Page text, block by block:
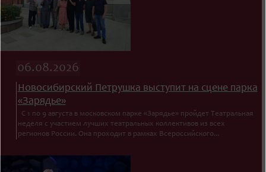
06.08.2026
Новосибирский Петрушка выступит на сцене парка
«Зарядье»
С 1 по 9 августа в московском парке «Зарядье» пройдет Театральная
неделя с участием лучших театральных коллективов из всех
регионов России. Она проходит в рамках Всероссийского...